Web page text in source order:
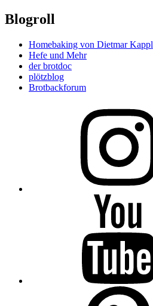
Blogroll
Homebaking von Dietmar Kappl
Hefe und Mehr
der brotdoc
plötzblog
Brotbackforum